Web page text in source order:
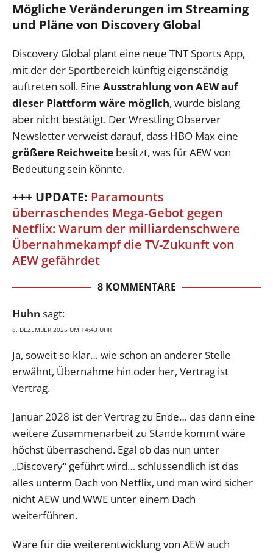
Mögliche Veränderungen im Streaming
und Pläne von Discovery Global
Discovery Global plant eine neue TNT Sports App,
mit der der Sportbereich künftig eigenständig
auftreten soll. Eine Ausstrahlung von AEW auf
dieser Plattform wäre möglich, wurde bislang
aber nicht bestätigt. Der Wrestling Observer
Newsletter verweist darauf, dass HBO Max eine
größere Reichweite besitzt, was für AEW von
Bedeutung sein könnte.
+++ UPDATE: Paramounts
überraschendes Mega-Gebot gegen
Netflix: Warum der milliardenschwere
Übernahmekampf die TV-Zukunft von
AEW gefährdet
8 KOMMENTARE
Huhn sagt:
8. DEZEMBER 2025 UM 14:43 UHR
Ja, soweit so klar… wie schon an anderer Stelle
erwähnt, Übernahme hin oder her, Vertrag ist
Vertrag.
Januar 2028 ist der Vertrag zu Ende… das dann eine
weitere Zusammenarbeit zu Stande kommt wäre
höchst überraschend. Egal ob das nun unter
„Discovery“ geführt wird… schlussendlich ist das
alles unterm Dach von Netflix, und man wird sicher
nicht AEW und WWE unter einem Dach
weiterführen.
Wäre für die weiterentwicklung von AEW auch